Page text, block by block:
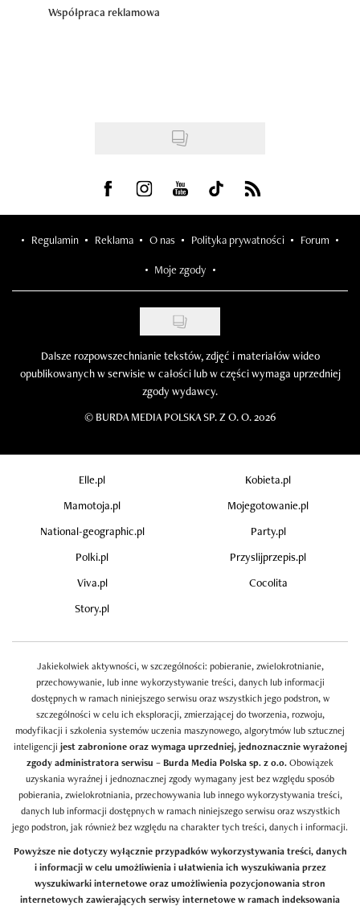
Współpraca reklamowa
Visit us on Facebook
Visit us on Instagram
Visit us on Youtube
Visit us on Tiktok
Visit us on Rss
Regulamin Reklama O nas Polityka prywatności Forum
Moje zgody
Dalsze rozpowszechnianie tekstów, zdjęć i materiałów wideo
opublikowanych w serwisie w całości lub w części wymaga uprzedniej
zgody wydawcy.
© BURDA MEDIA POLSKA SP. Z O. O. 2026
Elle.pl
Kobieta.pl
Mamotoja.pl
Mojegotowanie.pl
National-geographic.pl
Party.pl
Polki.pl
Przyslijprzepis.pl
Viva.pl
Cocolita
Story.pl
Jakiekolwiek aktywności, w szczególności: pobieranie, zwielokrotnianie,
przechowywanie, lub inne wykorzystywanie treści, danych lub informacji
dostępnych w ramach niniejszego serwisu oraz wszystkich jego podstron, w
szczególności w celu ich eksploracji, zmierzającej do tworzenia, rozwoju,
modyfikacji i szkolenia systemów uczenia maszynowego, algorytmów lub sztucznej
inteligencji jest zabronione oraz wymaga uprzedniej, jednoznacznie wyrażonej
zgody administratora serwisu – Burda Media Polska sp. z o.o.Obowiązek
uzyskania wyraźnej i jednoznacznej zgody wymagany jest bez względu sposób
pobierania, zwielokrotniania, przechowywania lub innego wykorzystywania treści,
danych lub informacji dostępnych w ramach niniejszego serwisu oraz wszystkich
jego podstron, jak również bez względu na charakter tych treści, danych i informacji.
Powyższe nie dotyczy wyłącznie przypadków wykorzystywania treści, danych
i informacji w celu umożliwienia i ułatwienia ich wyszukiwania przez
wyszukiwarki internetowe oraz umożliwienia pozycjonowania stron
internetowych zawierających serwisy internetowe w ramach indeksowania